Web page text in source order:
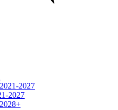
2027
2027